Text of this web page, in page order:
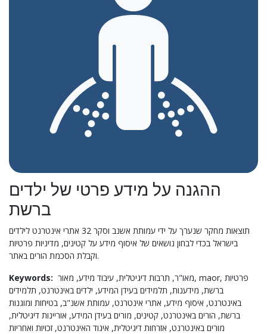
ההגנה על מידע פרטי של ילדים
ברשת
תוצאות מחקר שנערך על ידי עמותת אשנב וסקר 32 אתרי אינטרנט לילדים
בישראל בכדי לבחון נושאים של איסוף מידע על קטינים, מדיניות פרטיות
וקבלת הסכמת הורים באתר.
Keywords:
מאו"ר, תרבות דיגיטלית, עיבוד מידע, מאור, maor, פרטיות
ברשת, מידענות, תלמידים בעידן המידע, ילדים באינטרנט, תלמידים
באינטרנט, איסוף מידע, אתרי אינטרנט, עמותת אשנ"ב, בטיחות ומוגנות
ברשת, הורים באינטרנט, קטינים, מורים בעידן המידע, אוריינות דיגיטלית,
מורים באינטרנט, אזרחות דיגיטלית, איגוד האינטרנט, זכויות ואחריות